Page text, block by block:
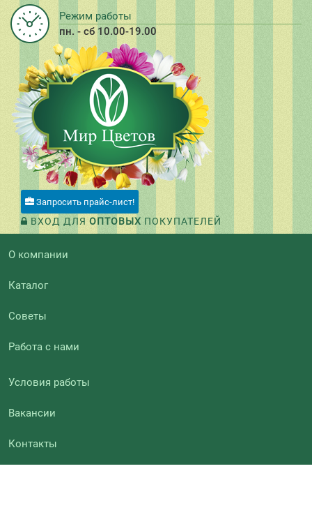
Режим работы
пн. - сб 10.00-19.00
Запросить прайс-лист!
ВХОД ДЛЯ ОПТОВЫХ ПОКУПАТЕЛЕЙ
О компании
Каталог
Советы
Работа с нами
Условия работы
Вакансии
Контакты